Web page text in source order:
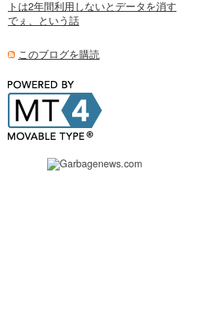
トは2年間利用しないとデータを消す
でぇ、という話
このブログを購読